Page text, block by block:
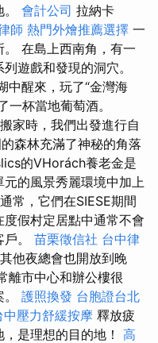
會計公司 拉納卡
師 熱門外燴推薦選擇 一
在島上西南角，有一
遊戲和發現的洞穴。
中醒來，玩了“金灣海
一杯當地葡萄酒。
家時，我們出發進行自
森林充滿了神秘的角落
的VHorách養老金是
的風景秀麗環境中加上
通常，它們在SIESE期間
假村定居點中通常不會
。 苗栗徵信社 台中律
他夜總會也開放到晚
離市中心和辦公樓很
護照換發 台胞證台北
中壓力舒緩按摩 釋放疲
是理想的目的地！ 高